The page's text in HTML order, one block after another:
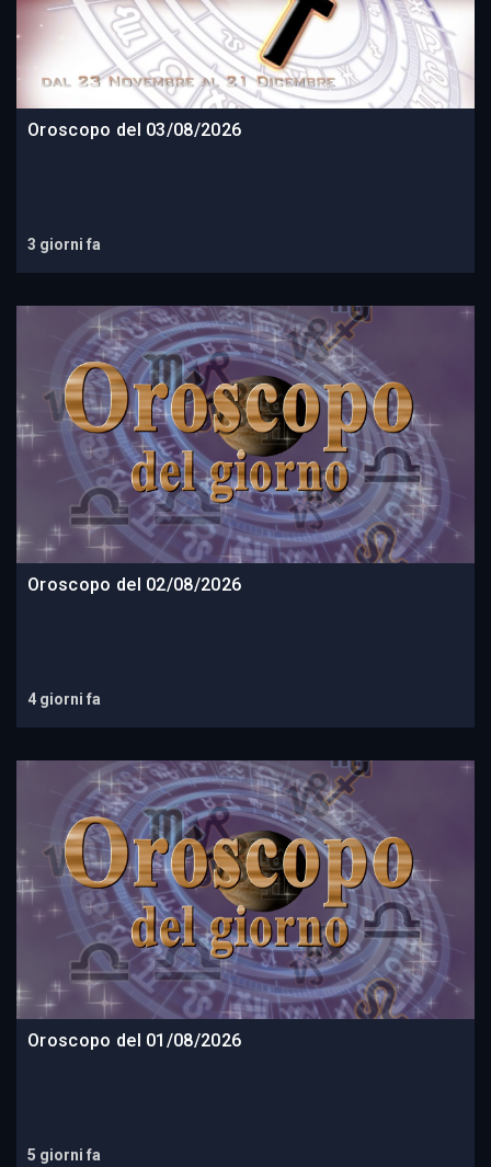
Oroscopo del 03/08/2026
3 giorni fa
Oroscopo del 02/08/2026
4 giorni fa
Oroscopo del 01/08/2026
5 giorni fa